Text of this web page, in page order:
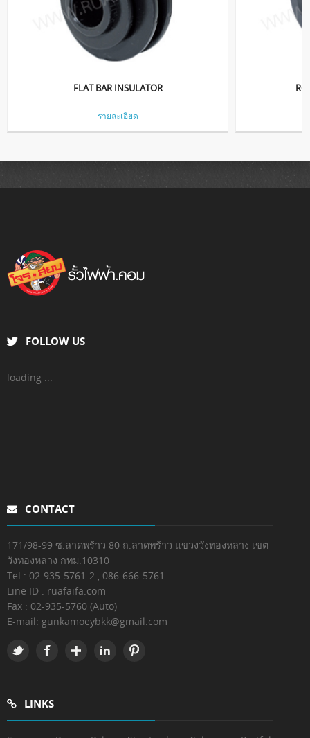
FLAT BAR INSULATOR
รายละเอียด
FOLLOW US
loading ...
CONTACT
171/98-99 ซ.ลาดพร้าว 80 ถ.ลาดพร้าว แขวงวังทองหลาง เขต
วังทองหลาง กทม.10310
Tel : 02-935-5761-2 , 086-666-5761
Line ID : ruafaifa.com
Fax : 02-935-5760 (Auto)
E-mail: gunkamoeybkk@gmail.com
LINKS